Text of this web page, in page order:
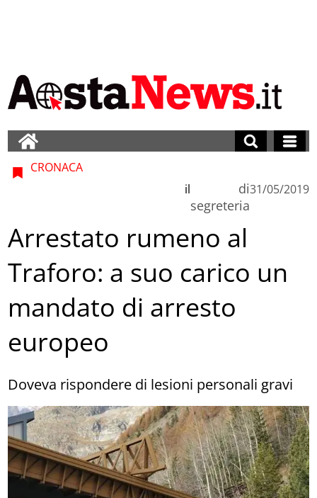
CRONACA
di
segreteria
il 31/05/2019
Arrestato rumeno al
Traforo: a suo carico un
mandato di arresto
europeo
Doveva rispondere di lesioni personali gravi